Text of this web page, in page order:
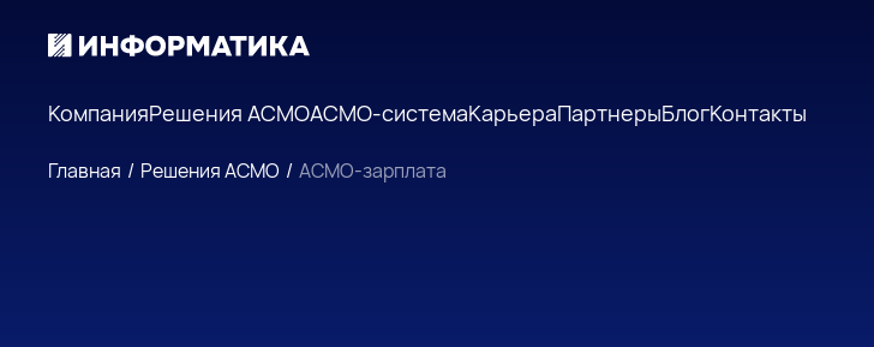
КомпанияРешения АСМОАСМО-системаКарьераПартнерыБлогКонтакты
Главная / Решения АСМО / АСМО-зарплата